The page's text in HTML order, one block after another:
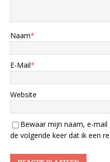
Naam*
E-Mail*
Website
Bewaar mijn naam, e-
de volgende keer dat ik een